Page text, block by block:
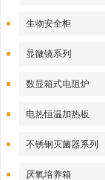
生物安全柜
显微镜系列
数显箱式电阻炉
电热恒温加热板
不锈钢灭菌器系列
厌氧培养箱